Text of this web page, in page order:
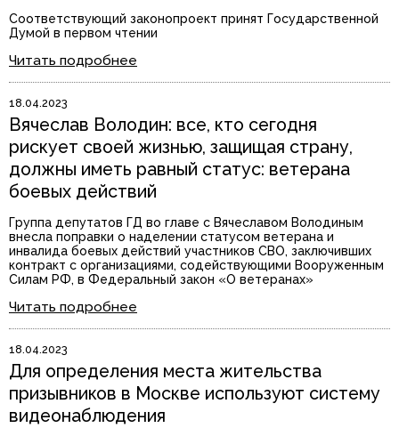
Соответствующий законопроект принят Государственной
Думой в первом чтении
Читать подробнее
18.04.2023
Вячеслав Володин: все, кто сегодня
рискует своей жизнью, защищая страну,
должны иметь равный статус: ветерана
боевых действий
Группа депутатов ГД во главе с Вячеславом Володиным
внесла поправки о наделении статусом ветерана и
инвалида боевых действий участников СВО, заключивших
контракт с организациями, содействующими Вооруженным
Силам РФ, в Федеральный закон «О ветеранах»
Читать подробнее
18.04.2023
Для определения места жительства
призывников в Москве используют систему
видеонаблюдения